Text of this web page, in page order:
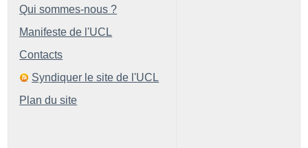
Qui sommes-nous ?
Manifeste de l'UCL
Contacts
Syndiquer le site de l'UCL
Plan du site